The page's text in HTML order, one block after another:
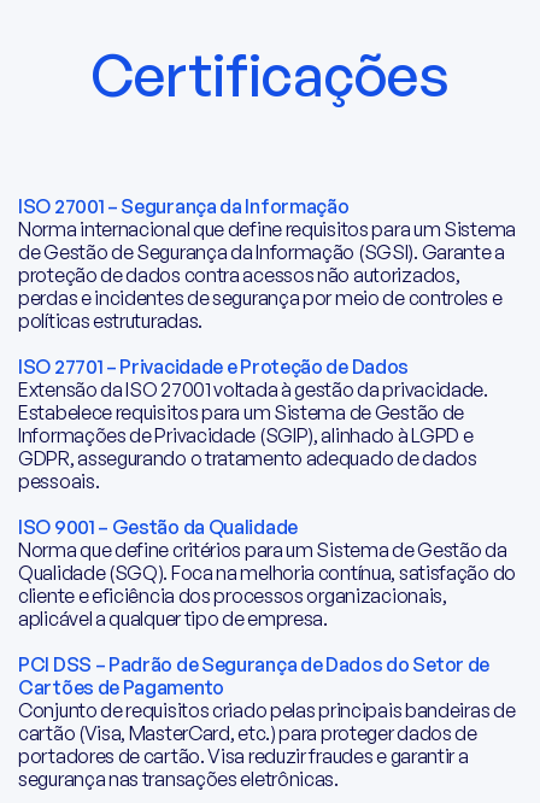
Certificações
ISO 27001 – Segurança da Informação
Norma internacional que define requisitos para um Sistema
de Gestão de Segurança da Informação (SGSI). Garante a
proteção de dados contra acessos não autorizados,
perdas e incidentes de segurança por meio de controles e
políticas estruturadas.
ISO 27701 – Privacidade e Proteção de Dados
Extensão da ISO 27001 voltada à gestão da privacidade.
Estabelece requisitos para um Sistema de Gestão de
Informações de Privacidade (SGIP), alinhado à LGPD e
GDPR, assegurando o tratamento adequado de dados
pessoais.
ISO 9001 – Gestão da Qualidade
Norma que define critérios para um Sistema de Gestão da
Qualidade (SGQ). Foca na melhoria contínua, satisfação do
cliente e eficiência dos processos organizacionais,
aplicável a qualquer tipo de empresa.
PCI DSS – Padrão de Segurança de Dados do Setor de
Cartões de Pagamento
Conjunto de requisitos criado pelas principais bandeiras de
cartão (Visa, MasterCard, etc.) para proteger dados de
portadores de cartão. Visa reduzir fraudes e garantir a
segurança nas transações eletrônicas.